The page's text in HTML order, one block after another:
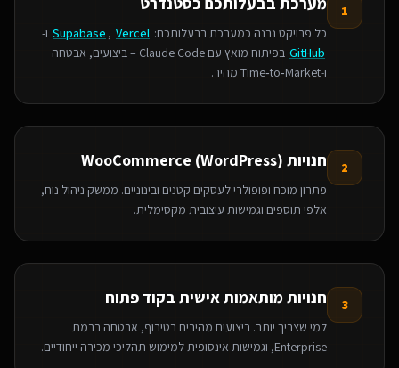
1
כל פרויקט נבנה כמערכת בבעלותכם: Supabase , Vercel
ו-
GitHub
בפיתוח מואץ עם Claude Code – ביצועים, אבטחה
ו‑Time‑to‑Market מהיר.
2 חנויות WooCommerce (WordPress)
פתרון מוכח ופופולרי לעסקים קטנים ובינוניים. ממשק ניהול נוח,
אלפי תוספים וגמישות עיצובית מקסימלית.
3 חנויות מותאמות אישית בקוד פתוח
למי שצריך יותר. ביצועים מהירים בטירוף, אבטחה ברמת
Enterprise, וגמישות אינסופית למימוש תהליכי מכירה ייחודיים.